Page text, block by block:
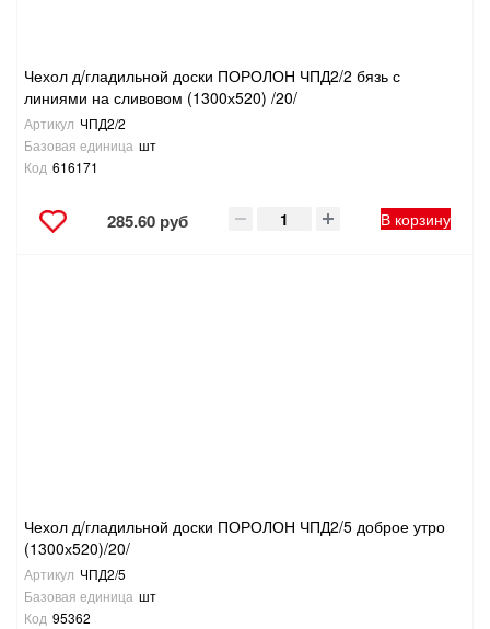
Чехол д/гладильной доски ПОРОЛОН ЧПД2/2 бязь с
линиями на сливовом (1300х520) /20/
Артикул ЧПД2/2
Базовая единица шт
Код 616171
285.60 руб В корзину
Чехол д/гладильной доски ПОРОЛОН ЧПД2/5 доброе утро
(1300х520)/20/
Артикул ЧПД2/5
Базовая единица шт
Код 95362